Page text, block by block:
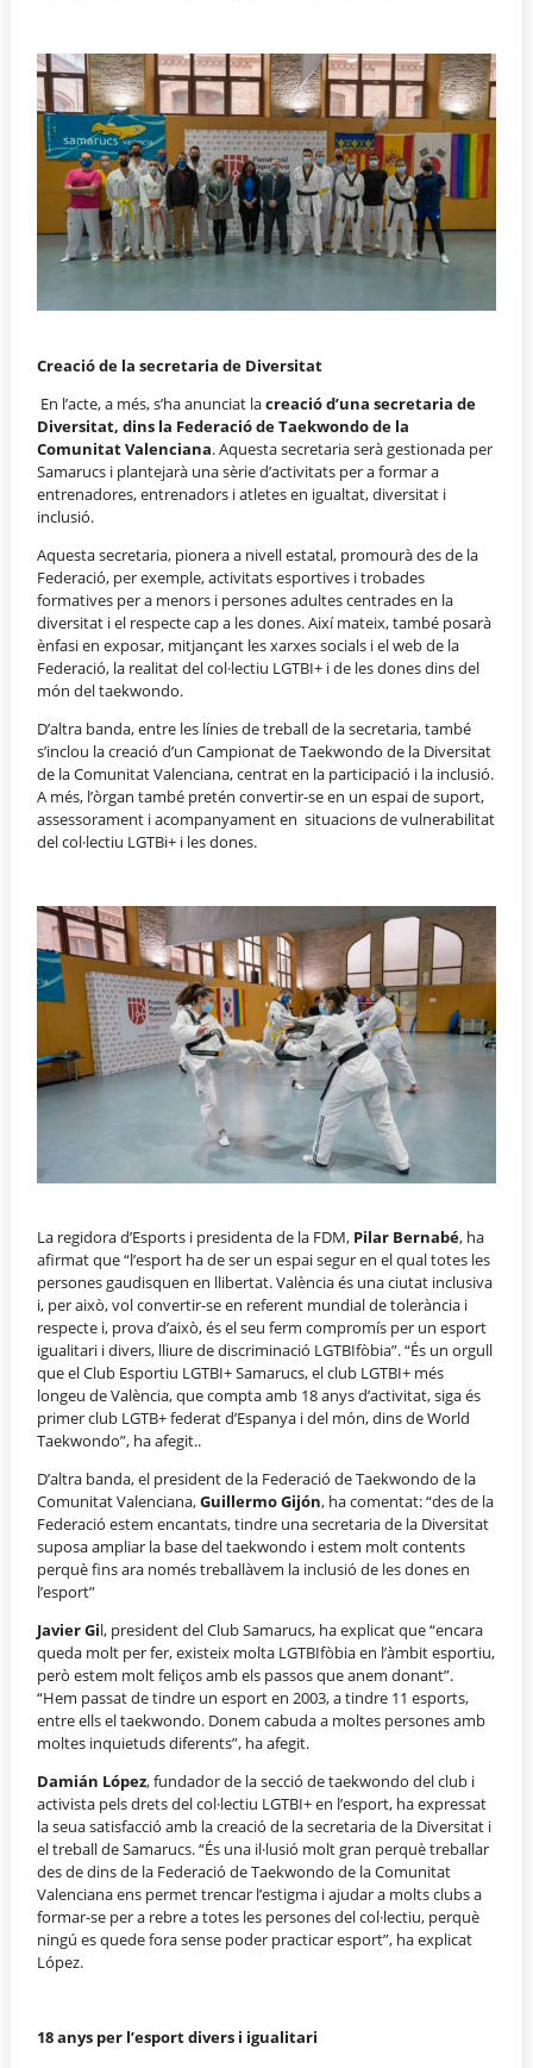
Creació de la secretaria de Diversitat
En l’acte, a més, s’ha anunciat lacreació d’una secretaria de
Diversitat, dins la Federació de Taekwondo de la
Comunitat Valenciana. Aquesta secretaria serà gestionada per
Samarucs i plantejarà una sèrie d’activitats per a formar a
entrenadores, entrenadors i atletes en igualtat, diversitat i
inclusió.
Aquesta secretaria, pionera a nivell estatal, promourà des de la
Federació, per exemple, activitats esportives i trobades
formatives per a menors i persones adultes centrades en la
diversitat i el respecte cap a les dones. Així mateix, també posarà
ènfasi en exposar, mitjançant les xarxes socials i el web de la
Federació, la realitat del col·lectiu LGTBI+ i de les dones dins del
món del taekwondo.
D’altra banda, entre les línies de treball de la secretaria, també
s’inclou la creació d’un Campionat de Taekwondo de la Diversitat
de la Comunitat Valenciana, centrat en la participació i la inclusió.
A més, l’òrgan també pretén convertir-se en un espai de suport,
assessorament i acompanyament en situacions de vulnerabilitat
del col·lectiu LGTBi+ i les dones.
La regidora d’Esports i presidenta de la FDM, Pilar Bernabé, ha
afirmat que “l’esport ha de ser un espai segur en el qual totes les
persones gaudisquen en llibertat. València és una ciutat inclusiva
i, per això, vol convertir-se en referent mundial de tolerància i
respecte i, prova d’això, és el seu ferm compromís per un esport
igualitari i divers, lliure de discriminació LGTBIfòbia”. “És un orgull
que el Club Esportiu LGTBI+ Samarucs, el club LGTBI+ més
longeu de València, que compta amb 18 anys d’activitat, siga és
primer club LGTB+ federat d’Espanya i del món, dins de World
Taekwondo”, ha afegit..
D’altra banda, el president de la Federació de Taekwondo de la
Comunitat Valenciana,Guillermo Gijón, ha comentat: “des de la
Federació estem encantats, tindre una secretaria de la Diversitat
suposa ampliar la base del taekwondo i estem molt contents
perquè fins ara només treballàvem la inclusió de les dones en
l’esport”
Javier Gil, president del Club Samarucs, ha explicat que “encara
queda molt per fer, existeix molta LGTBIfòbia en l’àmbit esportiu,
però estem molt feliços amb els passos que anem donant”.
“Hem passat de tindre un esport en 2003, a tindre 11 esports,
entre ells el taekwondo. Donem cabuda a moltes persones amb
moltes inquietuds diferents”, ha afegit.
Damián López, fundador de la secció de taekwondo del club i
activista pels drets del col·lectiu LGTBI+ en l’esport, ha expressat
la seua satisfacció amb la creació de la secretaria de la Diversitat i
el treball de Samarucs. “És una il·lusió molt gran perquè treballar
des de dins de la Federació de Taekwondo de la Comunitat
Valenciana ens permet trencar l’estigma i ajudar a molts clubs a
formar-se per a rebre a totes les persones del col·lectiu, perquè
ningú es quede fora sense poder practicar esport”, ha explicat
López.
18 anys per l’esport divers i igualitari